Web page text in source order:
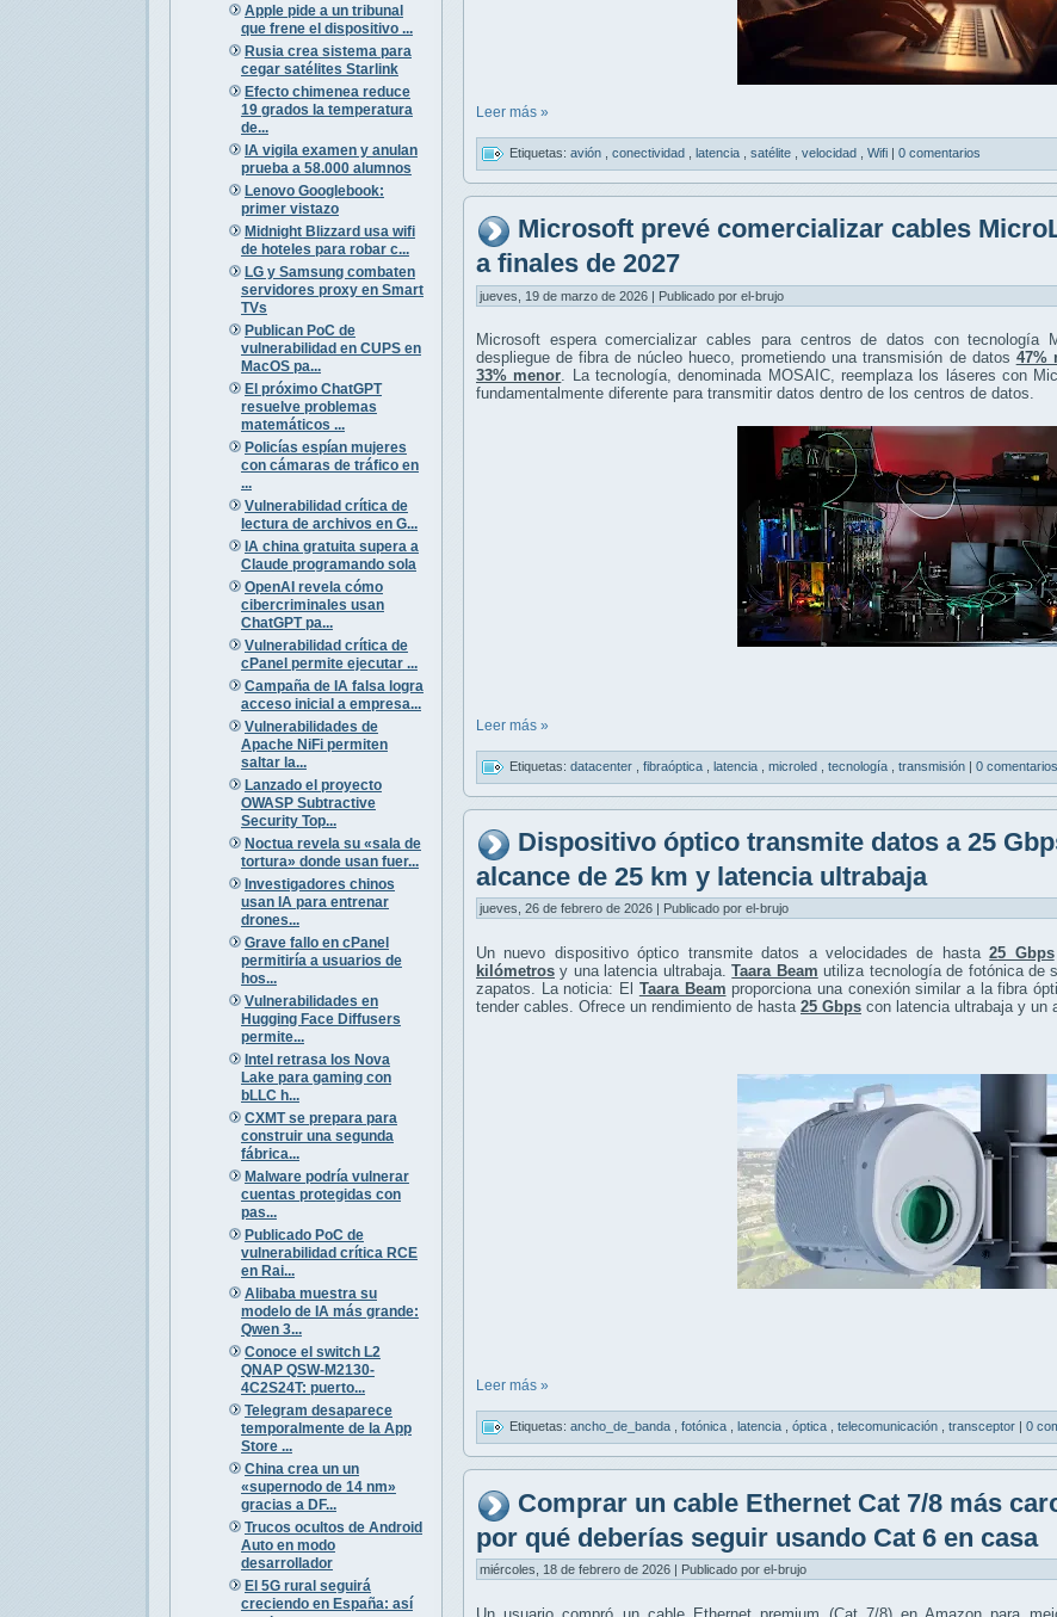
Apple pide a un tribunal
que frene el dispositivo ...
Rusia crea sistema para
cegar satélites Starlink
Efecto chimenea reduce
19 grados la temperatura
de...
IA vigila examen y anulan
prueba a 58.000 alumnos
Lenovo Googlebook:
primer vistazo
Midnight Blizzard usa wifi
de hoteles para robar c...
LG y Samsung combaten
servidores proxy en Smart
TVs
Publican PoC de
vulnerabilidad en CUPS en
MacOS pa...
El próximo ChatGPT
resuelve problemas
matemáticos ...
Policías espían mujeres
con cámaras de tráfico en
...
Vulnerabilidad crítica de
lectura de archivos en G...
IA china gratuita supera a
Claude programando sola
OpenAI revela cómo
cibercriminales usan
ChatGPT pa...
Vulnerabilidad crítica de
cPanel permite ejecutar ...
Campaña de IA falsa logra
acceso inicial a empresa...
Vulnerabilidades de
Apache NiFi permiten
saltar la...
Lanzado el proyecto
OWASP Subtractive
Security Top...
Noctua revela su «sala de
tortura» donde usan fuer...
Investigadores chinos
usan IA para entrenar
drones...
Grave fallo en cPanel
permitiría a usuarios de
hos...
Vulnerabilidades en
Hugging Face Diffusers
permite...
Intel retrasa los Nova
Lake para gaming con
bLLC h...
CXMT se prepara para
construir una segunda
fábrica...
Malware podría vulnerar
cuentas protegidas con
pas...
Publicado PoC de
vulnerabilidad crítica RCE
en Rai...
Alibaba muestra su
modelo de IA más grande:
Qwen 3...
Conoce el switch L2
QNAP QSW-M2130-
4C2S24T: puerto...
Telegram desaparece
temporalmente de la App
Store ...
China crea un un
«supernodo de 14 nm»
gracias a DF...
Trucos ocultos de Android
Auto en modo
desarrollador
El 5G rural seguirá
creciendo en España: así
Leer más »
Etiquetas: avión conectividad latencia satélite velocidad Wifi | 0 comentarios
Microsoft prevé comercializar cables
a finales de 2027
jueves, 19 de marzo de 2026 | Publicado por el-brujo
Microsoft espera comercializar cables para centros de datos con
despliegue de fibra de núcleo hueco, prometiendo una transmisión de datos 47%
33% menor. La tecnología, denominada MOSAIC, reemplaza los láseres con
fundamentalmente diferente para transmitir datos dentro de los centros de datos.
Leer más »
Etiquetas: datacenter fibraóptica latencia microled tecnología transmisión | 0 comentarios
Dispositivo óptico transmite datos a 25
alcance de 25 km y latencia ultrabaja
jueves, 26 de febrero de 2026 | Publicado por el-brujo
Un nuevo dispositivo óptico transmite datos a velocidades de hasta25 Gbps
kilómetros y una latencia ultrabaja.Taara Beam utiliza tecnología de fotónica de
zapatos. La noticia: El Taara Beam proporciona una conexión similar a la fibra
tender cables. Ofrece un rendimiento de hasta 25 Gbps con latencia ultrabaja y un
Leer más »
Etiquetas: ancho_de_banda fotónica latencia óptica telecomunicación transceptor 0
Comprar un cable Ethernet Cat 7/8 más
por qué deberías seguir usando Cat 6 en casa
miércoles, 18 de febrero de 2026 | Publicado por el-brujo